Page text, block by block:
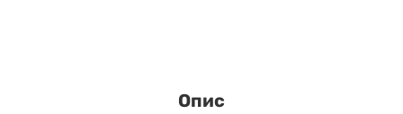
Опис